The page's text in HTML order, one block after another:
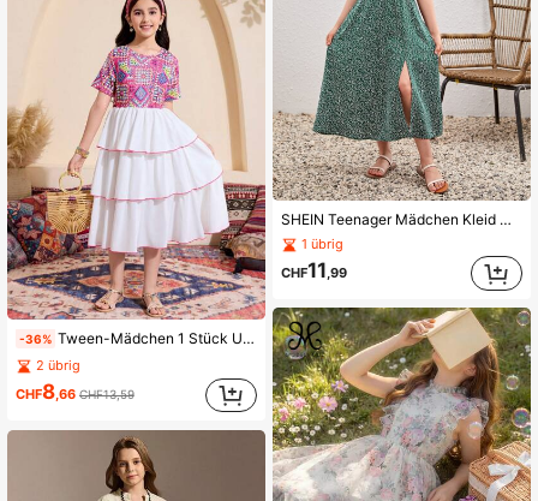
-36% Tween-Mädchen 1 Stück Urlaubskleid mit Blumen-Patchwork und mehreren Lagen Rüschen, Frühling/Sommer
2 übrig
CHF8,66 CHF13,59
SHEIN Teenager Mädchen Kleid mit Allover Pflanzen Muster, Schmetterlingärmeln und geschlitzten Oberschenkeln
1 übrig
CHF11,99